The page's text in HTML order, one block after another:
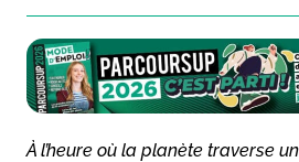
À l’heure où la planète traverse